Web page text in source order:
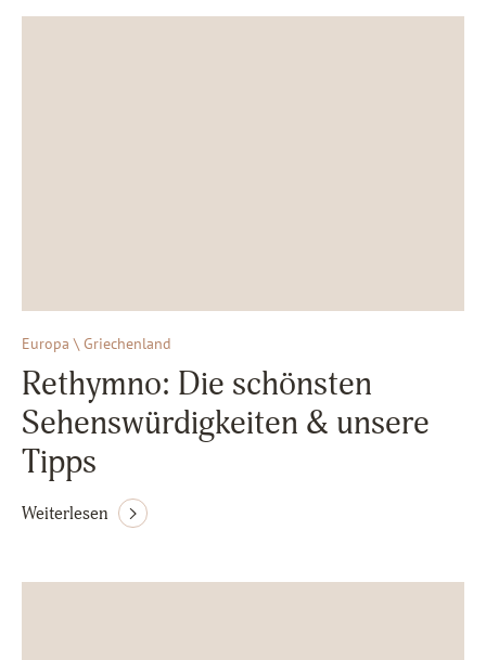
Europa \ Griechenland
Rethymno: Die schönsten
Sehenswürdigkeiten & unsere
Tipps
Weiterlesen